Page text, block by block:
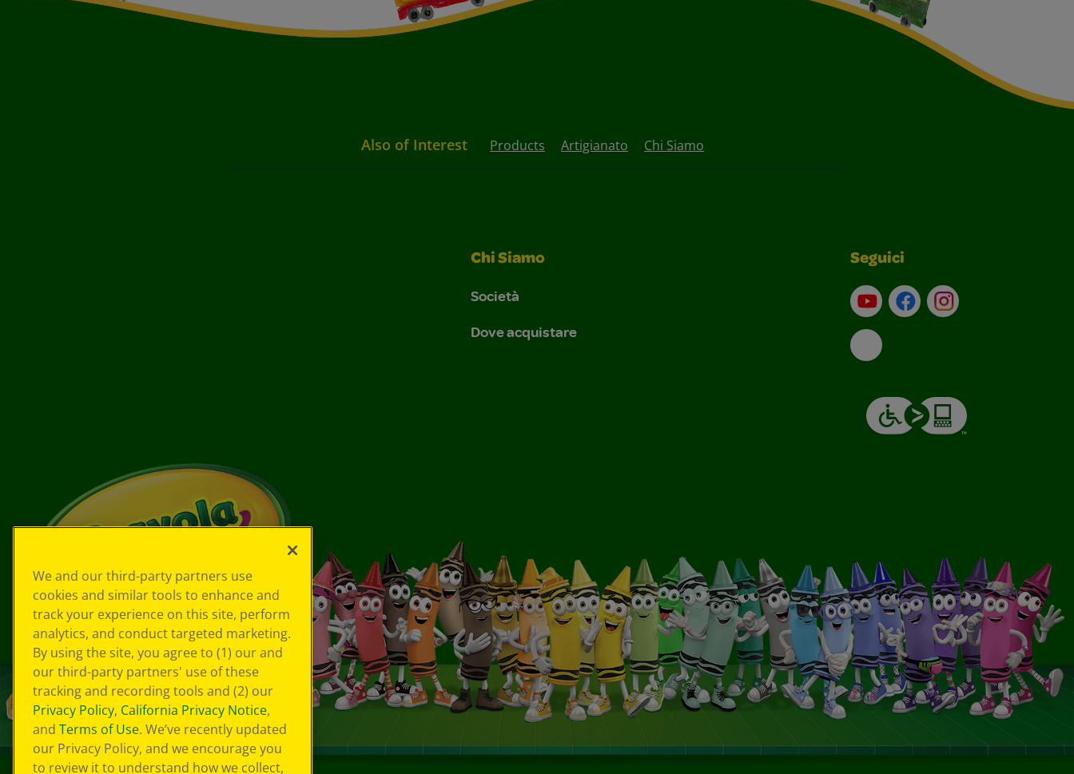
Also of Interest Products Artigianato Chi Siamo
Chi Siamo
Società
Dove acquistare
Seguici
Su YouTube
ContattiProfilo Instagram
Email
We and our third-party partners use
cookies and similar tools to enhance and
track your experience on this site, perform
analytics, and conduct targeted marketing.
By using the site, you agree to (1) our and
our third-party partners' use of these
tracking and recording tools and (2) our
Privacy Policy, California Privacy Notice,
and Terms of Use. We’ve recently updated
our Privacy Policy, and we encourage you
to review it to understand how we collect,